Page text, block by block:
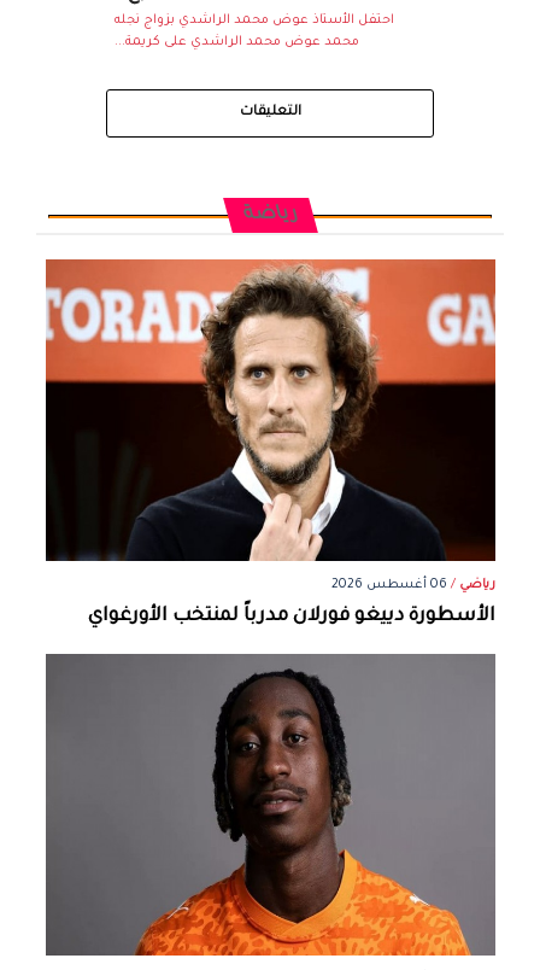
احتفل الأستاذ عوض محمد الراشدي بزواج نجله
محمد عوض محمد الراشدي على كريمة...
التعليقات
رياضة
رياضي / 06 أغسطس 2026
الأسطورة دييغو فورلان مدرباً لمنتخب الأورغواي